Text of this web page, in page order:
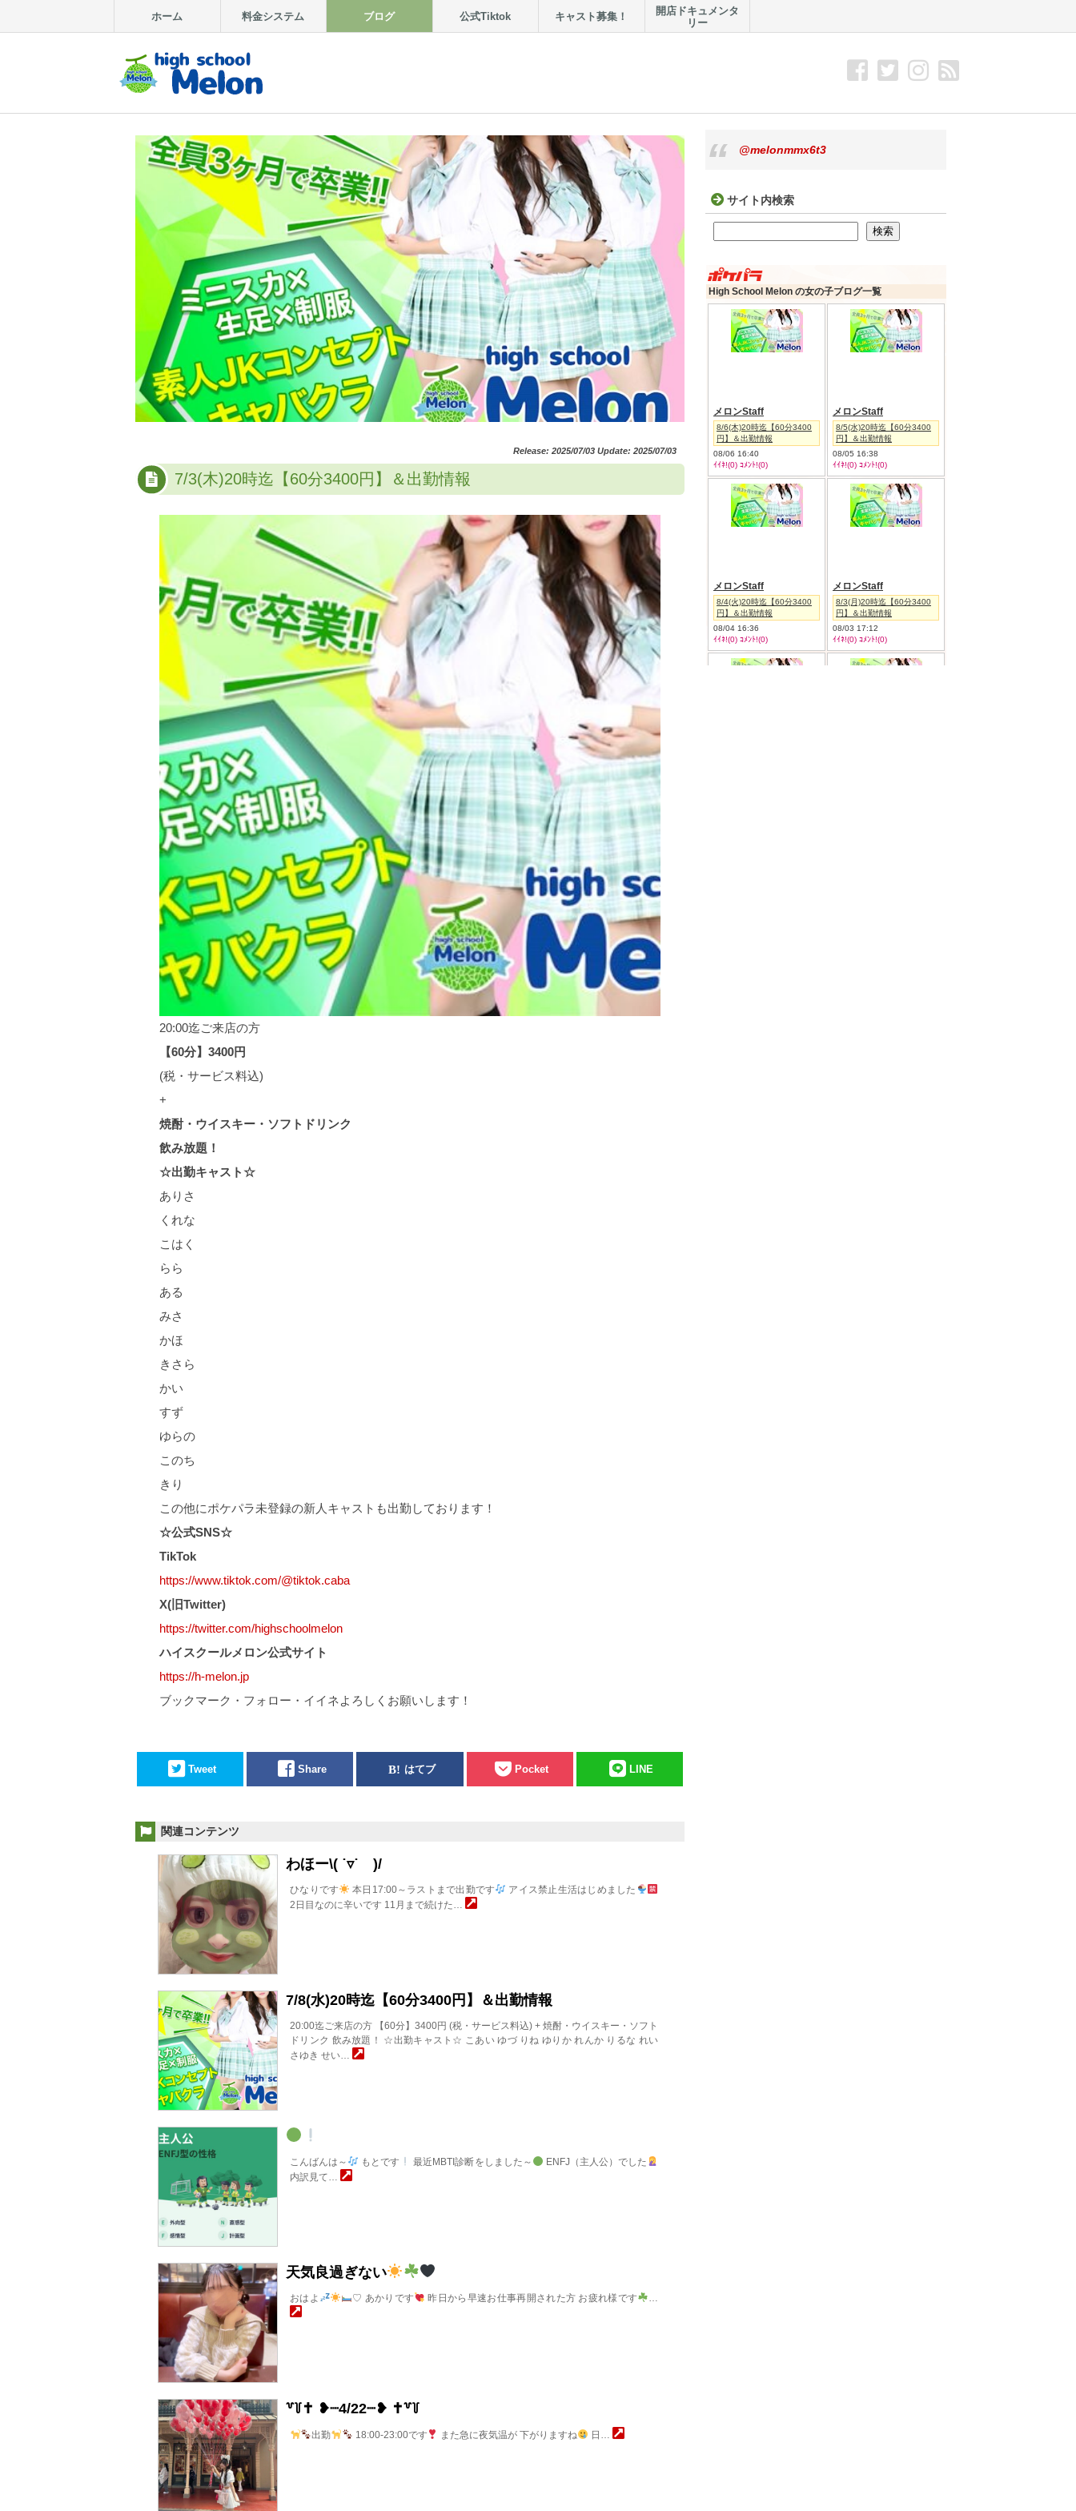
ホーム 料金システム ブログ 公式Tiktok キャスト募集！
開店ドキュメンタ
リー
Release: 2025/07/03 Update: 2025/07/03
7/3(木)20時迄【60分3400円】＆出勤情報
20:00迄ご来店の方
【60分】3400円
(税・サービス料込)
+
焼酎・ウイスキー・ソフトドリンク
飲み放題！
☆出勤キャスト☆
ありさ
くれな
こはく
らら
ある
みさ
かほ
きさら
かい
すず
ゆらの
このち
きり
この他にポケパラ未登録の新人キャストも出勤しております！
☆公式SNS☆
TikTok
https://www.tiktok.com/@tiktok.caba
X(旧Twitter)
https://twitter.com/highschoolmelon
ハイスクールメロン公式サイト
https://h-melon.jp
ブックマーク・フォロー・イイネよろしくお願いします！
Tweet Share はてブ Pocket LINE
関連コンテンツ
わほー\( ˙▿˙ )/
ひなりです 本日17:00～ラストまで出勤です
アイス禁止生活はじめました
2日目なのに辛いです 11月まで続けた…
7/8(水)20時迄【60分3400円】＆出勤情報
20:00迄ご来店の方 【60分】3400円 (税・サービス料込) + 焼酎・ウイスキー・ソフト
ドリンク 飲み放題！ ☆出勤キャスト☆ こあい ゆづ りね ゆりか れんか りるな れい
さゆき せい…
こんばんは～ もとです 最近MBTI診断をしました～
ENFJ（主人公）でした
内訳見て…
天気良過ぎない
おはよ ♡ あかりです 昨日から早速お仕事再開された方 お疲れ様です
꒷꒦‪✝︎ ❥┈4/22┈❥‪ ✝︎꒷꒦
出勤 18:00-23:00です また急に夜気温が 下がりますね ‎ 日…
@melonmmx6t3
サイト内検索
検索